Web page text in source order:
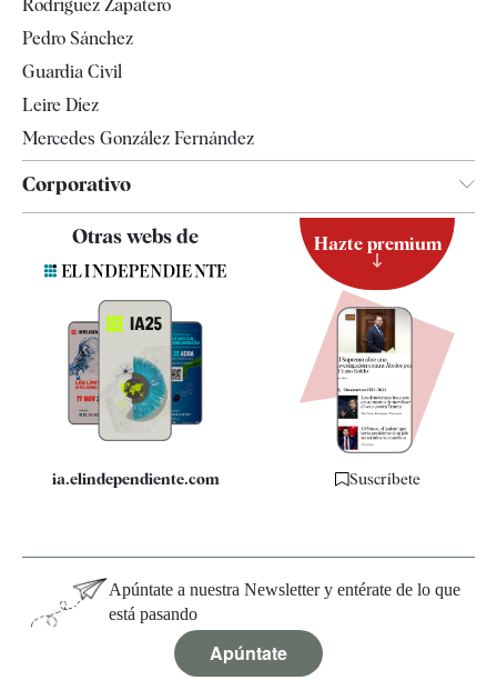
Televisión
Rodríguez Zapatero
Pedro Sánchez
Guardia Civil
Leire Díez
Mercedes González Fernández
Corporativo
Contacto
Quiénes somos
Especificaciones
Otras webs de
ia.elindependiente.com
Hazte premium
Suscríbete
Apúntate a nuestra Newsletter y entérate de lo que
está pasando
Apúntate